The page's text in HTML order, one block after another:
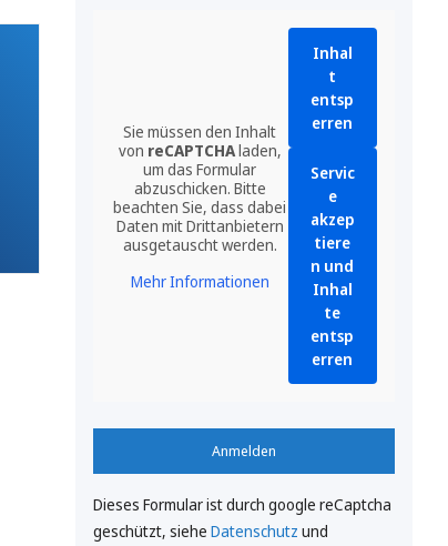
Sie müssen den Inhalt
von reCAPTCHAladen,
um das Formular
abzuschicken. Bitte
beachten Sie, dass dabei
Daten mit Drittanbietern
ausgetauscht werden.
Mehr Informationen
Inhal
t
entsp
erren
Servic
e
akzep
tiere
n und
Inhal
te
entsp
erren
Anmelden
Dieses Formular ist durch google reCaptcha
geschützt, siehe Datenschutz und